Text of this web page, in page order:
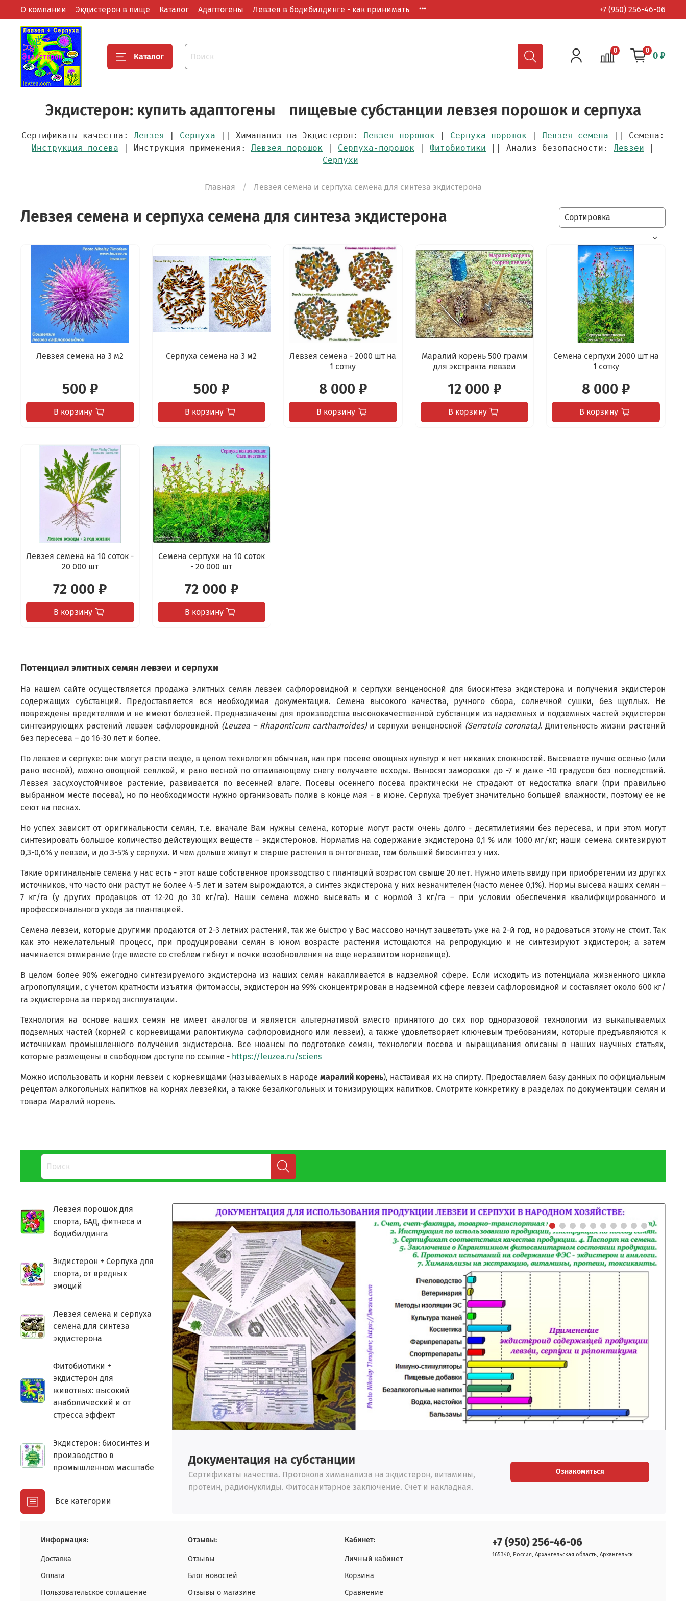
О компании Экдистерон в пище Каталог Адаптогены Левзея в бодибилдинге - как принимать +7 (950) 256-46-06
Каталог
0 0 0 ₽
Экдистерон: купить адаптогены — пищевые субстанции левзея порошок и серпуха
Сертификаты качества: Левзея | Серпуха || Химанализ на Экдистерон: Левзея-порошок | Серпуха-порошок | Левзея семена || Семена:
Инструкция посева | Инструкция применения: Левзея порошок | Серпуха-порошок | Фитобиотики || Анализ безопасности: Левзеи |
Серпухи
Главная Левзея семена и серпуха семена для синтеза экдистерона
Левзея семена и серпуха семена для синтеза экдистерона
Левзея семена на 3 м2
500 ₽
В корзину
Серпуха семена на 3 м2
500 ₽
В корзину
Левзея семена - 2000 шт на
1 сотку
8 000 ₽
В корзину
Маралий корень 500 грамм
для экстракта левзеи
12 000 ₽
В корзину
Семена серпухи 2000 шт на
1 сотку
8 000 ₽
В корзину
Левзея семена на 10 соток -
20 000 шт
72 000 ₽
В корзину
Семена серпухи на 10 соток
- 20 000 шт
72 000 ₽
В корзину
Потенциал элитных семян левзеи и серпухи
На нашем сайте осуществляется продажа элитных семян левзеи сафлоровидной и серпухи венценосной для биосинтеза экдистерона и получения экдистерон
содержащих субстанций. Предоставляется вся необходимая документация. Семена высокого качества, ручного сбора, солнечной сушки, без щуплых. Не
повреждены вредителями и не имеют болезней. Предназначены для производства высококачественной субстанции из надземных и подземных частей экдистерон
синтезирующих растений левзеи сафлоровидной (Leuzea – Rhaponticum carthamoides)и серпухи венценосной (Serratula coronata). Длительность жизни растений
без пересева – до 16-30 лет и более.
По левзее и серпухе: они могут расти везде, в целом технология обычная, как при посеве овощных культур и нет никаких сложностей. Высеваете лучше осенью (или
рано весной), можно овощной сеялкой, и рано весной по оттаивающему снегу получаете всходы. Выносят заморозки до -7 и даже -10 градусов без последствий.
Левзея засухоустойчивое растение, развивается по весенней влаге. Посевы осеннего посева практически не страдают от недостатка влаги (при правильно
выбранном месте посева), но по необходимости нужно организовать полив в конце мая - в июне. Серпуха требует значительно большей влажности, поэтому ее не
сеют на песках.
Но успех зависит от оригинальности семян, т.е. вначале Вам нужны семена, которые могут расти очень долго - десятилетиями без пересева, и при этом могут
синтезировать большое количество действующих веществ – экдистеронов. Норматив на содержание экдистерона 0,1 % или 1000 мг/кг; наши семена синтезируют
0,3-0,6% у левзеи, и до 3-5% у серпухи. И чем дольше живут и старше растения в онтогенезе, тем больший биосинтез у них.
Такие оригинальные семена у нас есть - этот наше собственное производство с плантаций возрастом свыше 20 лет. Нужно иметь ввиду при приобретении из других
источников, что часто они растут не более 4-5 лет и затем вырождаются, а синтез экдистерона у них незначителен (часто менее 0,1%). Нормы высева наших семян –
7 кг/га (у других продавцов от 12-20 до 30 кг/га). Наши семена можно высевать и с нормой 3 кг/га – при условии обеспечения квалифицированного и
профессионального ухода за плантацией.
Семена левзеи, которые другими продаются от 2-3 летних растений, так же быстро у Вас массово начнут зацветать уже на 2-й год, но радоваться этому не стоит. Так
как это нежелательный процесс, при продуцировани семян в юном возрасте растения истощаются на репродукцию и не синтезируют экдистерон; а затем
начинается отмирание (где вместе со стеблем гибнут и почки возобновления на еще неразвитом корневище).
В целом более 90% ежегодно синтезируемого экдистерона из наших семян накапливается в надземной сфере. Если исходить из потенциала жизненного цикла
агропопуляции, с учетом кратности изъятия фитомассы, экдистерон на 99% сконцентрирован в надземной сфере левзеи сафлоровидной и составляет около 600 кг/
га экдистерона за период эксплуатации.
Технология на основе наших семян не имеет аналогов и является альтернативой вместо принятого до сих пор одноразовой технологии из выкапываемых
подземных частей (корней с корневищами рапонтикума сафлоровидного или левзеи), а также удовлетворяет ключевым требованиям, которые предъявляются к
источникам промышленного получения экдистерона. Все нюансы по подготовке семян, технологии посева и выращивания описаны в наших научных статьях,
которые размещены в свободном доступе по ссылке - https://leuzea.ru/sciens
Можно использовать и корни левзеи с корневищами (называемых в народе маралий корень), настаивая их на спирту. Предоставляем базу данных по официальным
рецептам алкогольных напитков на корнях левзейки, а также безалкогольных и тонизирующих напитков. Смотрите конкретику в разделах по документации семян и
товара Маралий корень.
Документация на субстанции
Сертификаты качества. Протокола химанализа на экдистерон, витамины,
протеин, радионуклиды. Фитосанитарное заключение. Счет и накладная.
Ознакомиться
Левзея порошок для
спорта, БАД, фитнеса и
бодибилдинга
Экдистерон + Серпуха для
спорта, от вредных
эмоций
Левзея семена и серпуха
семена для синтеза
экдистерона
Фитобиотики +
экдистерон для
животных: высокий
анаболический и от
стресса эффект
Экдистерон: биосинтез и
производство в
промышленном масштабе
Все категории
Информация:
Доставка
Оплата
Пользовательское соглашение
Отзывы:
Отзывы
Блог новостей
Отзывы о магазине
Кабинет:
Личный кабинет
Корзина
Сравнение
+7 (950) 256-46-06
165340, Россия, Архангельская область, Архангельск